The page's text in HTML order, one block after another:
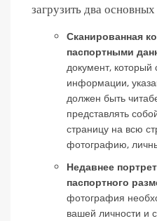
загрузить два
Сканированная
паспортными
документ, который
информации,
должен быть
представлять
страницу на всю
фотографию,
Недавнее
паспортного
фотография
вашей личности и